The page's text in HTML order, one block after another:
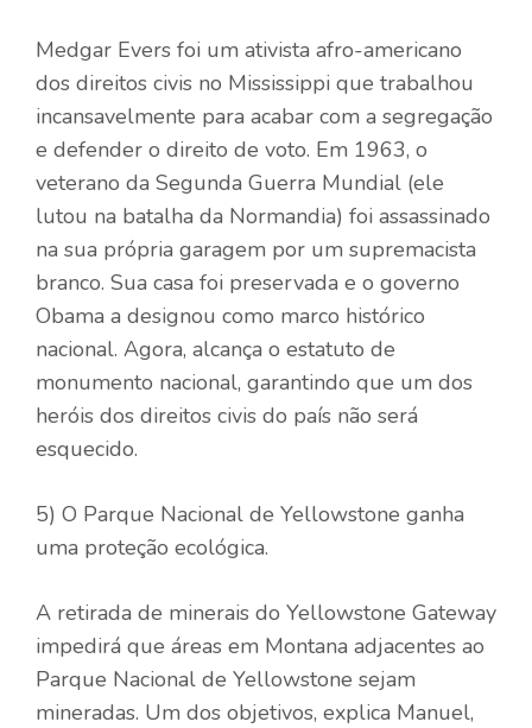
Medgar Evers foi um ativista afro-americano
dos direitos civis no Mississippi que trabalhou
incansavelmente para acabar com a segregação
e defender o direito de voto. Em 1963, o
veterano da Segunda Guerra Mundial (ele
lutou na batalha da Normandia) foi assassinado
na sua própria garagem por um supremacista
branco. Sua casa foi preservada e o governo
Obama a designou como marco histórico
nacional. Agora, alcança o estatuto de
monumento nacional, garantindo que um dos
heróis dos direitos civis do país não será
esquecido.
5) O Parque Nacional de Yellowstone ganha
uma proteção ecológica.
A retirada de minerais do Yellowstone Gateway
impedirá que áreas em Montana adjacentes ao
Parque Nacional de Yellowstone sejam
mineradas. Um dos objetivos, explica Manuel,